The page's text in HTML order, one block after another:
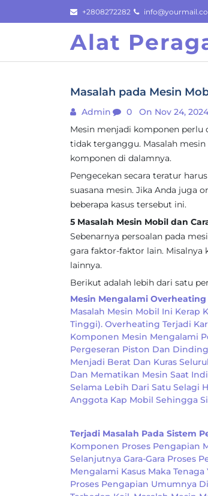
to
+2808272282
Alat
Masalah pada Mesin
Admin 0
On Nov 24, 2024
Mesin menjadi komponen perlu
tidak terganggu. Masalah
komponen di dalamnya.
Pengecekan secara teratur
suasana mesin. Jika Anda juga
beberapa kasus tersebut ini.
5 Masalah Mesin Mobil dan
Sebenarnya persoalan pada
gara faktor-faktor lain. Misalnya
lainnya.
Berikut adalah lebih dari satu
Mesin Mengalami Overheating
Masalah Mesin Mobil Ini Kerap
Tinggi). Overheating Terjadi
Komponen Mesin Mengalami
Pergeseran Piston Dan
Menjadi Berat Dan Kuras
Dan Mematikan Mesin Saat
Selama Lebih Dari Satu Selagi
Anggota Kap Mobil Sehingga
Terjadi Masalah Pada Sistem
Komponen Proses Pengapian
Selanjutnya Gara-Gara Proses
Mengalami Kasus Maka
Proses Pengapian Umumnya